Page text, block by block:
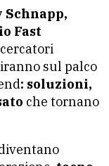
Schnapp,
Fast
sul palco
: soluzioni,
che tornano